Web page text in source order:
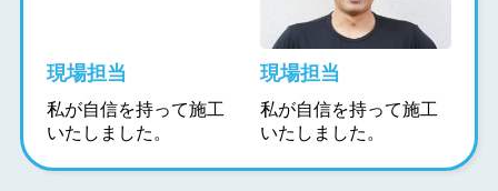
現場担当
私が自信を持って施工
いたしました。
現場担当
私が自信を持って施工
いたしました。